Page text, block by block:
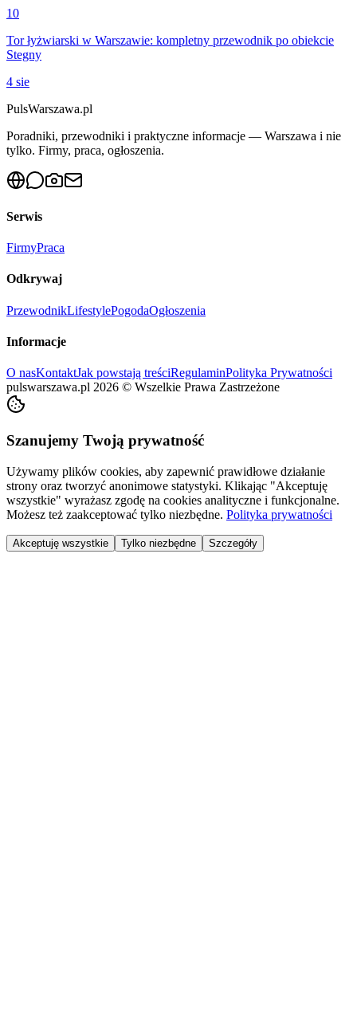
10
Tor łyżwiarski w Warszawie: kompletny przewodnik po obiekcie
Stegny
4 sie
PulsWarszawa.pl
Poradniki, przewodniki i praktyczne informacje — Warszawa i nie
tylko. Firmy, praca, ogłoszenia.
Serwis
FirmyPraca
Odkrywaj
PrzewodnikLifestylePogodaOgłoszenia
Informacje
O nasKontaktJak powstają treściRegulaminPolityka Prywatności
pulswarszawa.pl 2026 © Wszelkie Prawa Zastrzeżone
Szanujemy Twoją prywatność
Używamy plików cookies, aby zapewnić prawidłowe działanie
strony oraz tworzyć anonimowe statystyki. Klikając "Akceptuję
wszystkie" wyrażasz zgodę na cookies analityczne i funkcjonalne.
Możesz też zaakceptować tylko niezbędne. Polityka prywatności
Akceptuję wszystkie Tylko niezbędne Szczegóły